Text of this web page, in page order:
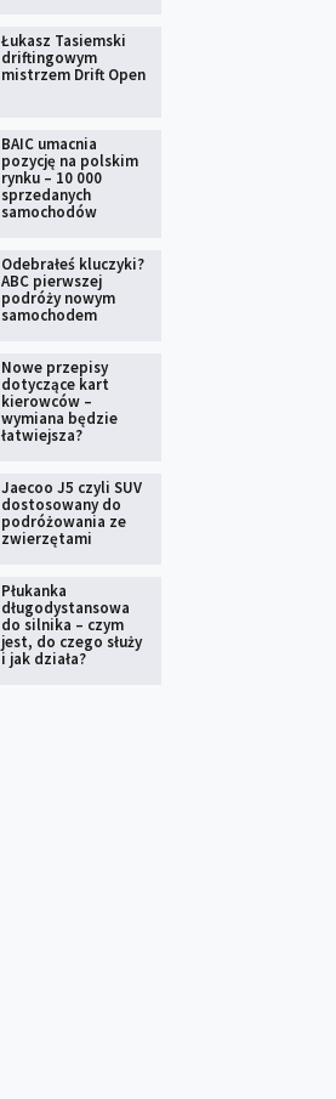
Łukasz Tasiemski
driftingowym
mistrzem Drift Open
BAIC umacnia
pozycję na polskim
rynku – 10 000
sprzedanych
samochodów
Odebrałeś kluczyki?
ABC pierwszej
podróży nowym
samochodem
Nowe przepisy
dotyczące kart
kierowców –
wymiana będzie
łatwiejsza?
Jaecoo J5 czyli SUV
dostosowany do
podróżowania ze
zwierzętami
Płukanka
długodystansowa
do silnika – czym
jest, do czego służy
i jak działa?